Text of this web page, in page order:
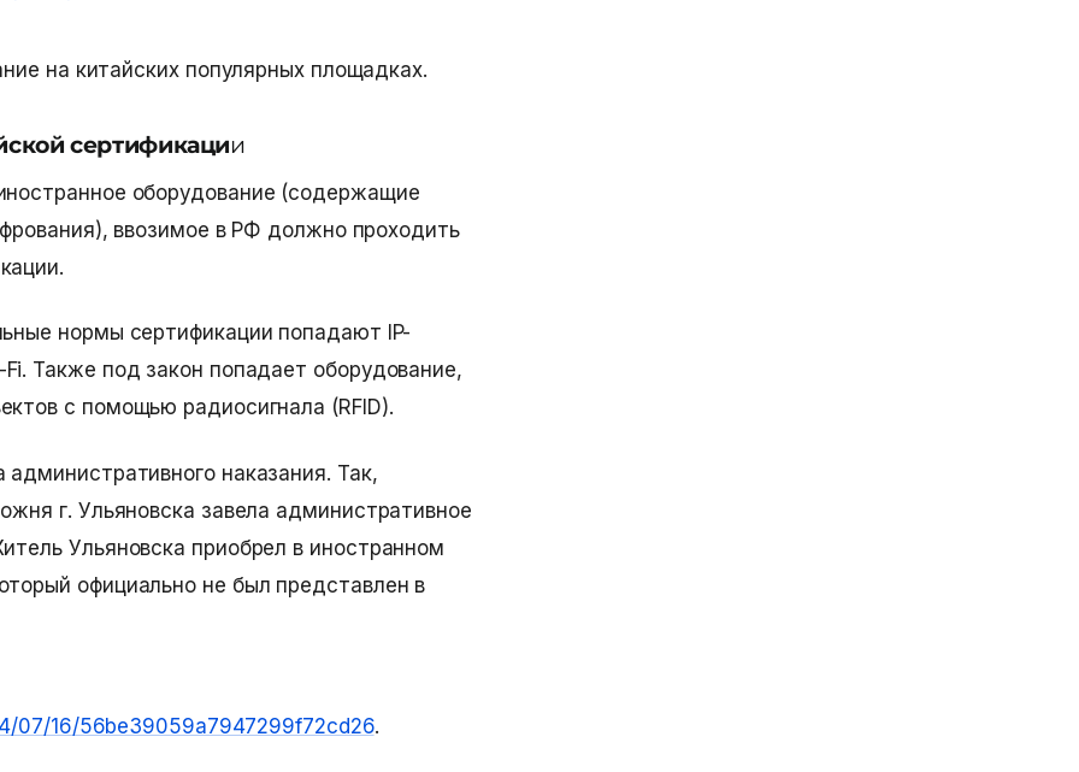
на китайских популярных площадках.
сертификации
оборудование (содержащие
ввозимое в РФ должно проходить
нормы сертификации попадают IP-
Также под закон попадает оборудование,
с помощью радиосигнала (RFID).
наказания. Так,
г. Ульяновска завела административное
Ульяновска приобрел в иностранном
официально не был представлен в
07/16/56be39059a7947299f72cd26.